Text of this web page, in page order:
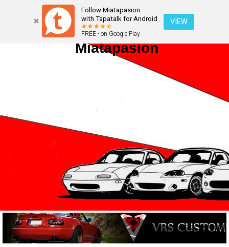
Follow Miatapasion
with Tapatalk for Android
FREE - on Google Play
VIEW
Miatapasion